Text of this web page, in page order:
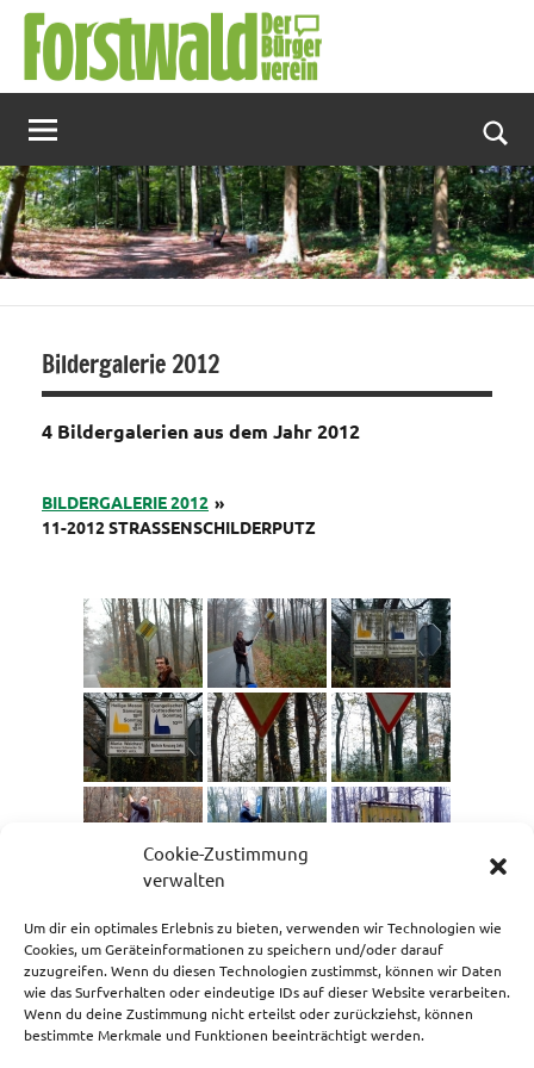
Cookie-Zustimmung
verwalten
Um dir ein optimales Erlebnis zu bieten, verwenden wir Technologien wie
Cookies, um Geräteinformationen zu speichern und/oder darauf
zuzugreifen. Wenn du diesen Technologien zustimmst, können wir Daten
wie das Surfverhalten oder eindeutige IDs auf dieser Website verarbeiten.
Wenn du deine Zustimmung nicht erteilst oder zurückziehst, können
bestimmte Merkmale und Funktionen beeinträchtigt werden.
Zum
Inhalt
springen
Bildergalerie 2012
4 Bildergalerien aus dem Jahr 2012
BILDERGALERIE 2012 »
11-2012 STRASSENSCHILDERPUTZ